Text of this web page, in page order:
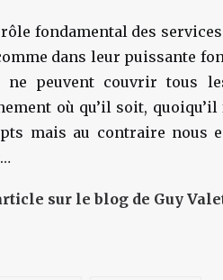
fondamental des
dans leur puissante
ne peuvent couvrir tous
où qu’il soit, quoiqu’il
mais au contraire nous
sur le blog de Guy